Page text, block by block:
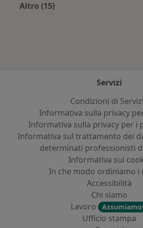
Altro (15)
Servizi
Condizioni di
Informativa sulla privacy
Informativa sulla privacy per i
Informativa sul trattamento dei
determinati professionisti
Informativa sui
In che modo ordiniamo i
Accessibilità
Chi siamo
Lavoro
Assumiamo!
Ufficio stampa